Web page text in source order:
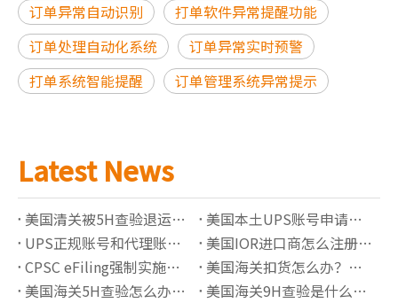
订单异常自动识别
打单软件异常提醒功能
订单处理自动化系统
订单异常实时预警
打单系统智能提醒
订单管理系统异常提示
Latest News
美国清关被5H查验退运怎么办？完整处理流程解析
美国本土UPS账号申请指南：独立备案账号有哪些优势？
UPS正规账号和代理账号有什么区别？如何选择更稳定的UPS账号服务
美国IOR进口商怎么注册？2026最新要求解析
CPSC eFiling强制实施后如何完成电子申报？
美国海关扣货怎么办？常见原因与处理流程详解
美国海关5H查验怎么办？流程、原因与快速放行指南
美国海关9H查验是什么意思？锁货后如何快速处理